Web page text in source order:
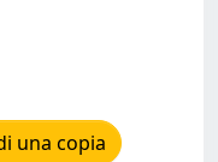
una copia